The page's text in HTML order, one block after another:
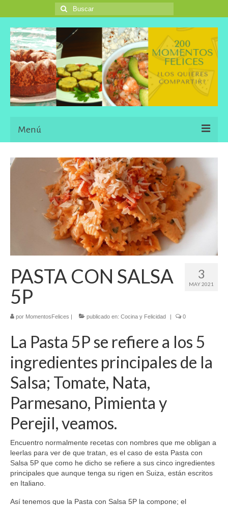
Buscar
por:
Menú
Inicio
Una Buena Descripción
Information in English Languaje
El Libro de 200 MOMENTOS FELICES!!!
3
MAY 2021
PASTA CON SALSA
5P
por MomentosFelices | publicado en: Cocina y Felicidad | 0
La Pasta 5P se refiere a los 5
ingredientes principales de la
Salsa; Tomate, Nata,
Parmesano, Pimienta y
Perejil, veamos.
Encuentro normalmente recetas con nombres que me obligan a
leerlas para ver de que tratan, es el caso de esta Pasta con
Salsa 5P que como he dicho se refiere a sus cinco ingredientes
principales que aunque tenga su rigen en Suiza, están escritos
en Italiano.
Así tenemos que la Pasta con Salsa 5P la compone; el